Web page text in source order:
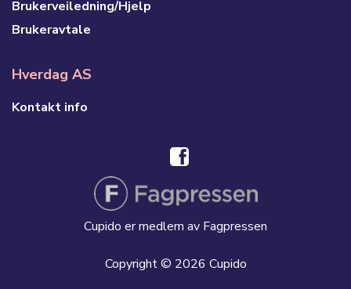
Brukerveiledning/Hjelp
Brukeravtale
Hverdag AS
Kontakt info
Cupido er medlem av Fagpressen
Copyright © 2026 Cupido